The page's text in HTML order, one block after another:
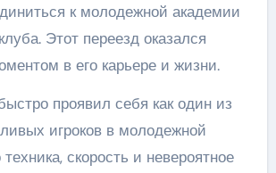
к молодежной академии
Этот переезд оказался
в его карьере и жизни.
проявил себя как один из
игроков в молодежной
скорость и невероятное